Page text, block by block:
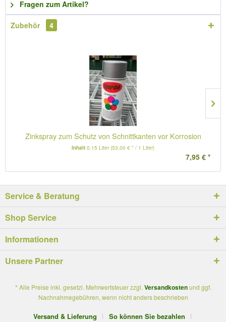
Fragen zum Artikel?
Zubehör 4
Zinkspray zum Schutz von Schnittkanten vor Korrosion
Inhalt 0.15 Liter(53,00 € * / 1 Liter)
7,95 € *
Service & Beratung
Shop Service
Informationen
Unsere Partner
* Alle Preise inkl. gesetzl. Mehrwertsteuer zzgl. Versandkostenund ggf.
Nachnahmegebühren, wenn nicht anders beschrieben
Versand & Lieferung
So können Sie bezahlen